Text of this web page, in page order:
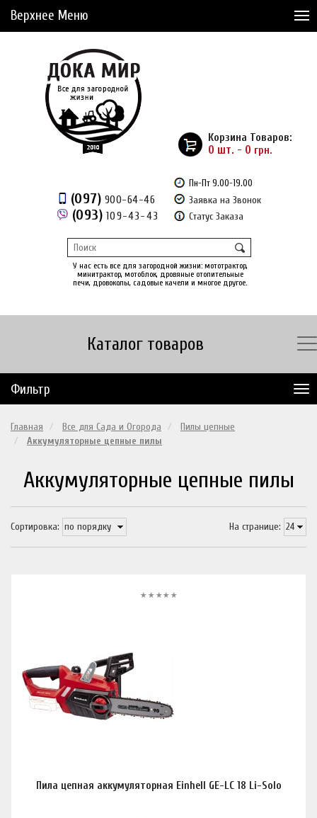
Верхнее Меню
Доставка и Оплата
Рассрочка
Доставка из Америки
Отложенные товары (0)
(097) 900-64-46
(093) 109-43-43
Пн-Пт 9.00-19.00
Заявка на Звонок
Статус Заказа
У нас есть все для загородной жизни: мототрактор,
минитрактор, мотоблок, дровяные отопительные
печи, дровоколы, садовые качели и многое другое.
Корзина Товаров:
0 шт. - 0 грн.
Каталог товаров
Фильтр
Главная Все для Сада и Огорода
Пилы цепные
Аккумуляторные цепные пилы
Аккумуляторные цепные пилы
На странице:
Сортировка:
Пила цепная аккумуляторная Einhell GE-LC 18 Li-Solo